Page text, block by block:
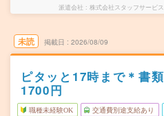
派遣会社 株式会社スタッフサービ
未読 掲載日 2026/08/09
ピタッと17時まで＊書
1700円
職種未経験OK 交通費別途支給あり